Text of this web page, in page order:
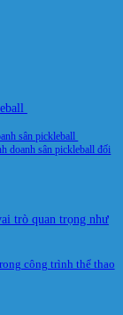
sân pickleball
doanh sân pickleball đối
trò quan trọng như
công trình thể thao